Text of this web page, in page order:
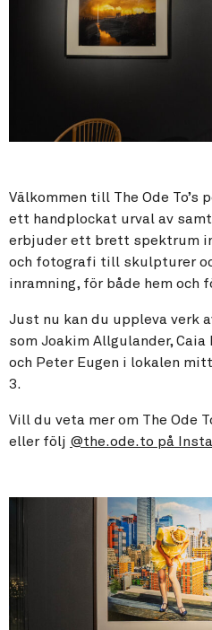
Välkommen till The Ode To’s
ett handplockat urval av
erbjuder ett brett spektrum
och fotografi till skulpturer
inramning, för både hem och
Just nu kan du uppleva verk
som Joakim Allgulander,
och Peter Eugen i lokalen
3.
Vill du veta mer om The Ode
eller följ @the.ode.to på